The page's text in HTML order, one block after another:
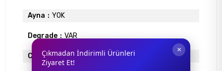
Ayna YOK
Degrade VAR
Cam Materyali ORGANİK
×
Çıkmadan İndirimli Ürünleri
Ziyaret Et!